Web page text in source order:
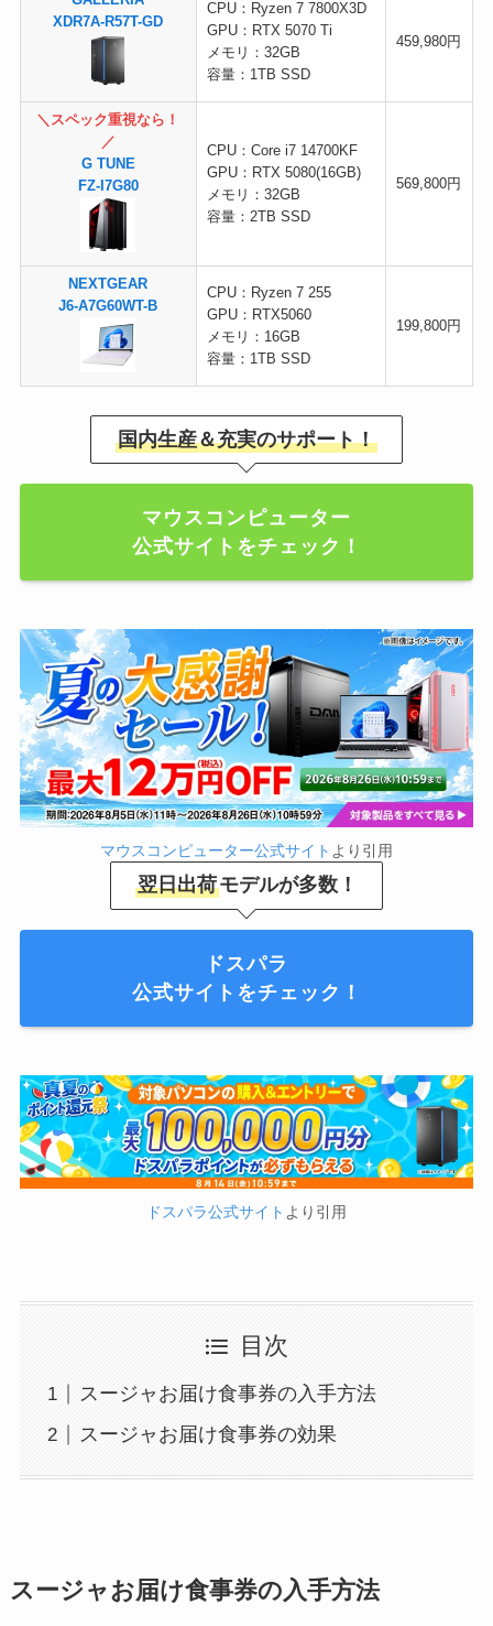
XDR7A-R57T-GD
CPU：Ryzen 7 7800X3D
GPU：RTX 5070 Ti
メモリ：32GB
容量：1TB SSD
459,980円
＼スペック重視なら！
／
G TUNE
FZ-I7G80
CPU：Core i7 14700KF
GPU：RTX 5080(16GB)
メモリ：32GB
容量：2TB SSD
569,800円
NEXTGEAR
J6-A7G60WT-B
CPU：Ryzen 7 255
GPU：RTX5060
メモリ：16GB
容量：1TB SSD
199,800円
国内生産＆充実のサポート！
マウスコンピューター
公式サイトをチェック！
マウスコンピューター公式サイト より引用
翌日出荷モデルが多数！
ドスパラ
公式サイトをチェック！
ドスパラ公式サイト より引用
目次
スージャお届け食事券の入手方法
スージャお届け食事券の効果
スージャお届け食事券の入手方法